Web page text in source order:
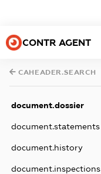
CONTR AGENT
CAHEADER.SEARCH
document.dossier
document.statements
document.history
document.inspections